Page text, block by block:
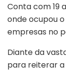
Conta com 19
onde ocupou
empresas no
Diante da
para reiterar a